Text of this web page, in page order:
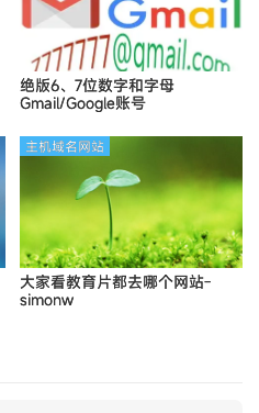
绝版6、7位数字和字母
Gmail/Google账号
大家看教育片都去哪个网站-
simonw
主机域名网站